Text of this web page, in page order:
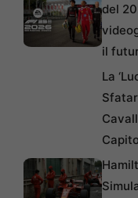
del
il
La